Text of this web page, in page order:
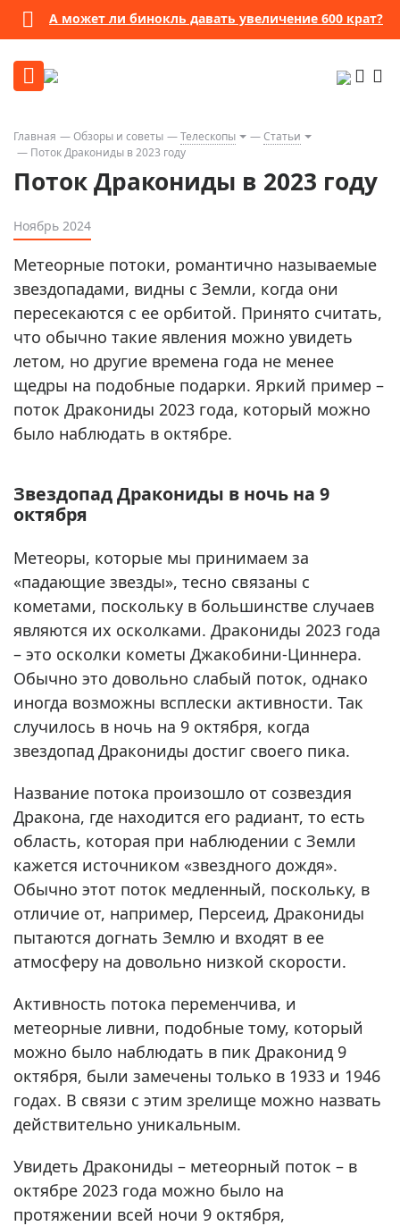
А может ли бинокль давать увеличение 600 крат?
Главная Обзоры и советы Телескопы
Статьи
Поток Дракониды в 2023 году
Поток Дракониды в 2023 году
Ноябрь 2024
Метеорные потоки, романтично называемые
звездопадами, видны с Земли, когда они
пересекаются с ее орбитой. Принято считать,
что обычно такие явления можно увидеть
летом, но другие времена года не менее
щедры на подобные подарки. Яркий пример –
поток Дракониды 2023 года, который можно
было наблюдать в октябре.
Звездопад Дракониды в ночь на 9
октября
Метеоры, которые мы принимаем за
«падающие звезды», тесно связаны с
кометами, поскольку в большинстве случаев
являются их осколками. Дракониды 2023 года
– это осколки кометы Джакобини-Циннера.
Обычно это довольно слабый поток, однако
иногда возможны всплески активности. Так
случилось в ночь на 9 октября, когда
звездопад Дракониды достиг своего пика.
Название потока произошло от созвездия
Дракона, где находится его радиант, то есть
область, которая при наблюдении с Земли
кажется источником «звездного дождя».
Обычно этот поток медленный, поскольку, в
отличие от, например, Персеид, Дракониды
пытаются догнать Землю и входят в ее
атмосферу на довольно низкой скорости.
Активность потока переменчива, и
метеорные ливни, подобные тому, который
можно было наблюдать в пик Драконид 9
октября, были замечены только в 1933 и 1946
годах. В связи с этим зрелище можно назвать
действительно уникальным.
Увидеть Дракониды – метеорный поток – в
октябре 2023 года можно было на
протяжении всей ночи 9 октября,